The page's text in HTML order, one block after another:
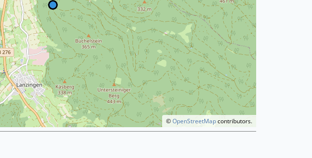
©OpenStreetMapcontributors.